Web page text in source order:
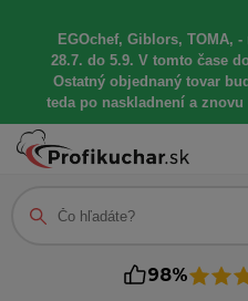
EGOchef, Giblors, TOMA,
28.7. do 5.9. V tomto čase
Ostatný objednaný tovar
teda po naskladnení a
98%